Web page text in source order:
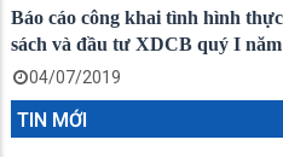
Báo cáo công khai tình hình
sách và đầu tư XDCB quý I năm
04/07/2019
TIN MỚI